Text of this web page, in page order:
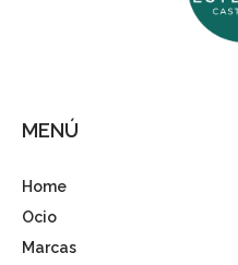
MENÚ
Home
Ocio
Marcas